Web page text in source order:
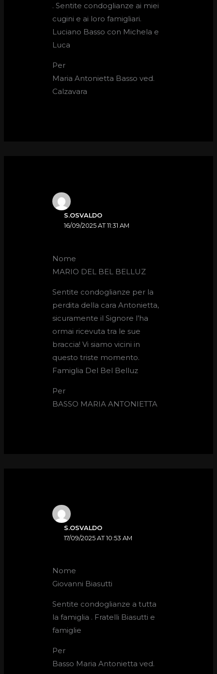
. Sentite condoglianze ai miei
cugini e ai loro famigliari.
Luciano Basso con Michela e
Luca
Per
Maria Antonietta Basso ved.
Calzavara
S.OSVALDO
16/09/2025 AT 11:31 AM
Nome
MARIO DEL BEL BELLUZ
Sentite condoglianze per la
perdita della cara Antonietta,
sicuramente il Signore l’ha
ormai ricevuta tra le sue
braccia! Vi siamo vicini in
questo triste momento.
Famiglia Del Bel Belluz
Per
BASSO MARIA ANTONIETTA
S.OSVALDO
17/09/2025 AT 10:53 AM
Nome
Giovanni Biasutti
Sentite condoglianze a tutta
la famiglia . Fratelli Biasutti e
famiglie
Per
Basso Maria Antonietta ved.